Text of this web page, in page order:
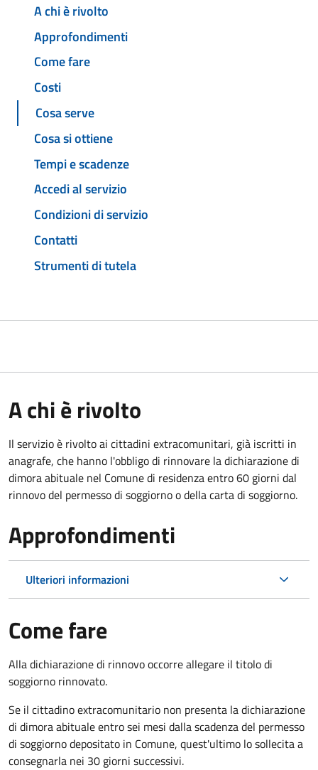
A chi è rivolto
Approfondimenti
Come fare
Costi
Cosa serve
Cosa si ottiene
Tempi e scadenze
Accedi al servizio
Condizioni di servizio
Contatti
Strumenti di tutela
A chi è rivolto
Il servizio è rivolto ai cittadini extracomunitari, già iscritti in
anagrafe, che hanno l'obbligo di rinnovare la dichiarazione di
dimora abituale nel Comune di residenza entro 60 giorni dal
rinnovo del permesso di soggiorno o della carta di soggiorno.
Approfondimenti
Ulteriori informazioni
Come fare
Alla dichiarazione di rinnovo occorre allegare il titolo di
soggiorno rinnovato.
Se il cittadino extracomunitario non presenta la dichiarazione
di dimora abituale entro sei mesi dalla scadenza del permesso
di soggiorno depositato in Comune, quest'ultimo lo sollecita a
consegnarla nei 30 giorni successivi.